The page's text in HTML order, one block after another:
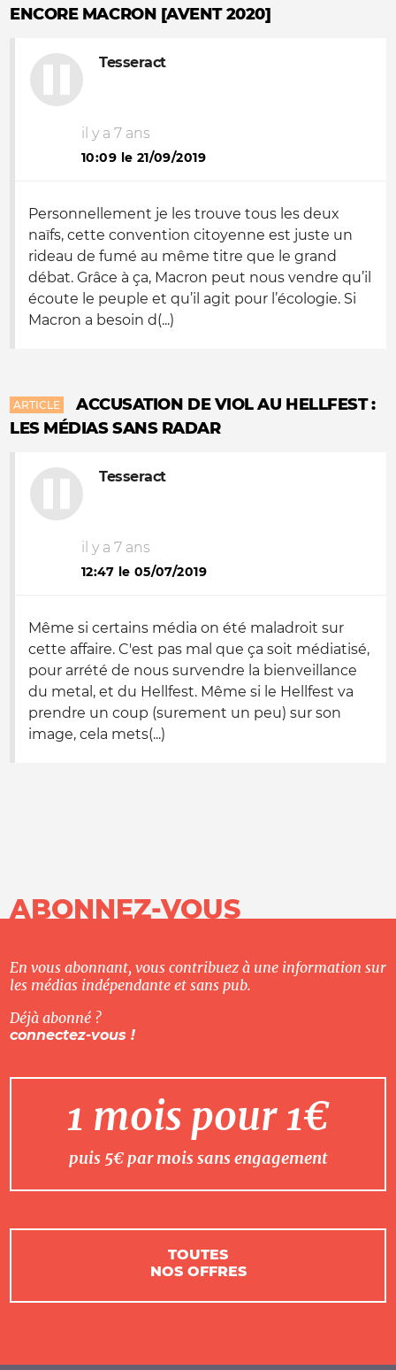
ENCORE MACRON [AVENT 2020]
Tesseract
il y a 7 ans
10:09 le 21/09/2019
Personnellement je les trouve tous les deux
naïfs, cette convention citoyenne est juste un
rideau de fumé au même titre que le grand
débat. Grâce à ça, Macron peut nous vendre qu’il
écoute le peuple et qu’il agit pour l’écologie. Si
Macron a besoin d(...)
ARTICLE
ACCUSATION DE VIOL AU HELLFEST :
LES MÉDIAS SANS RADAR
Tesseract
il y a 7 ans
12:47 le 05/07/2019
Même si certains média on été maladroit sur
cette affaire. C'est pas mal que ça soit médiatisé,
pour arrété de nous survendre la bienveillance
du metal, et du Hellfest. Même si le Hellfest va
prendre un coup (surement un peu) sur son
image, cela mets(...)
ABONNEZ-VOUS
En vous abonnant, vous contribuez à une information sur
les médias indépendante et sans pub.
Déjà abonné ?
connectez-vous !
1 mois pour 1€
puis 5€ par mois sans engagement
TOUTES
NOS OFFRES